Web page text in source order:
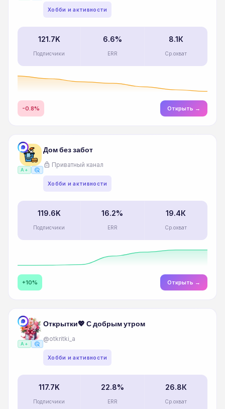
Хобби и активности
121.7K
Подписчики
6.6%
ERR
8.1К
Ср.охват
-0.8% Открыть →
A+ ads_click
Дом без забот
lock Приватный канал
Хобби и активности
119.6K
Подписчики
16.2%
ERR
19.4К
Ср.охват
+10% Открыть →
A+ ads_click
Открытки💖 С добрым утром
@otkritki_a
Хобби и активности
117.7K
Подписчики
22.8%
ERR
26.8К
Ср.охват